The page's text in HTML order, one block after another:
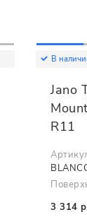
В
Jano
R11
3 314